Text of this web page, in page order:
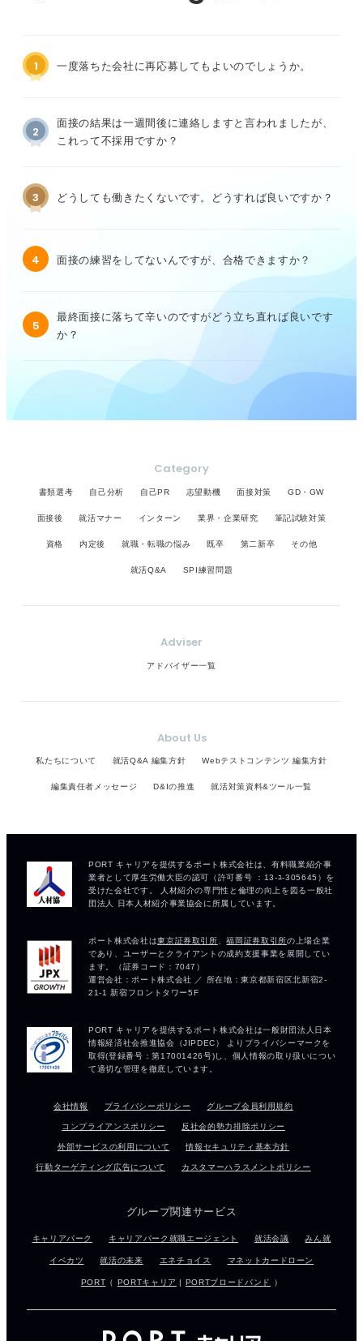
1 一度落ちた会社に再応募してもよいのでしょうか。
2
面接の結果は一週間後に連絡しますと言われましたが、
これって不採用ですか？
3 どうしても働きたくないです。どうすれば良いですか？
4 面接の練習をしてないんですが、合格できますか？
5
最終面接に落ちて辛いのですがどう立ち直れば良いです
か？
Category
書類選考 自己分析 自己PR 志望動機 面接対策 GD・GW
面接後 就活マナー インターン 業界・企業研究 筆記試験対策
資格 内定後 就職・転職の悩み 既卒 第二新卒 その他
就活Q&A SPI練習問題
Adviser
アドバイザー一覧
About Us
私たちについて 就活Q&A 編集方針 Webテストコンテンツ 編集方針
編集責任者メッセージ D&Iの推進 就活対策資料&ツール一覧
会社情報 プライバシーポリシー グループ会員利用規約
コンプライアンスポリシー 反社会的勢力排除ポリシー
外部サービスの利用について 情報セキュリティ基本方針
行動ターゲティング広告について カスタマーハラスメントポリシー